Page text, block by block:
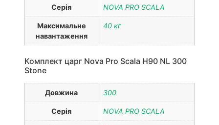
Серія NOVA PRO SCALA
Максимальне
навантаження
40 кг
Комплект царг Nova Pro Scala H90 NL 300
Stone
Довжина 300
Серія NOVA PRO SCALA